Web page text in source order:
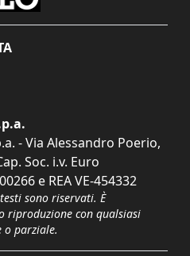
- Via Alessandro Poerio,
Soc. i.v. Euro
e REA VE-454332
sono riservati. È
riproduzione con qualsiasi
o parziale.